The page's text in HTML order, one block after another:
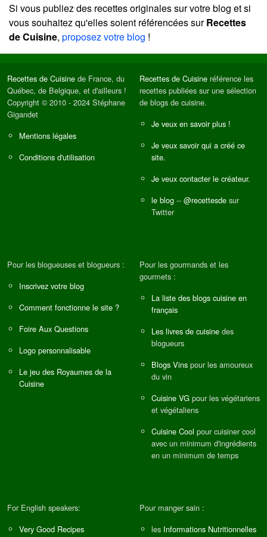
Si vous publiez des recettes originales sur votre blog et si
vous souhaitez qu'elles soient référencées surRecettes
de Cuisine, proposez votre blog !
Recettes de Cuisine de France, du
Québec, de Belgique, et d'ailleurs !
Copyright © 2010 - 2024 Stéphane
Gigandet
Mentions légales
Conditions d'utilisation
Recettes de Cuisine référence les
recettes publiées sur une sélection
de blogs de cuisine.
Je veux en savoir plus !
Je veux savoir qui a créé ce
site.
Je veux contacter le créateur.
le blog -- @recettesde sur
Twitter
Pour les blogueuses et blogueurs :
Inscrivez votre blog
Comment fonctionne le site ?
Foire Aux Questions
Logo personnalisable
Le jeu des Royaumes de la
Cuisine
Pour les gourmands et les
gourmets :
La liste des blogs cuisine en
français
Les livres de cuisine des
blogueurs
Blogs Vins pour les amoureux
du vin
Cuisine VG pour les végétariens
et végétaliens
Cuisine Cool pour cuisiner cool
avec un minimum d'ingrédients
en un minimum de temps
For English speakers:
Very Good Recipes
Pour manger sain :
les Informations Nutritionnelles